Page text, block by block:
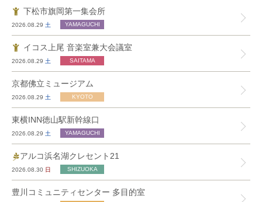
下松市旗岡第一集会所
2026.08.29 土
イコス上尾 音楽室兼大会議室
2026.08.29 土
京都佛立ミュージアム
2026.08.29 土
東横INN徳山駅新幹線口
2026.08.29 土
アルコ浜名湖クレセント21
2026.08.30 日
豊川コミュニティセンター 多目的室